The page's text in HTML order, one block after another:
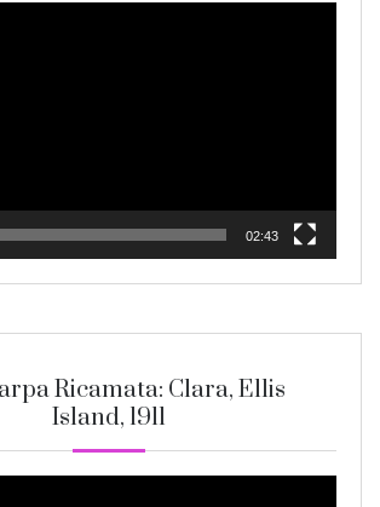
02:43
Ricamata: Clara, Ellis
Island, 1911